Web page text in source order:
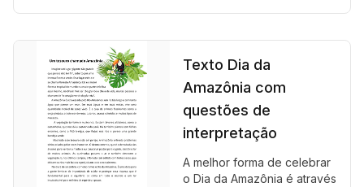
Texto Dia da
Amazônia com
questões de
interpretação
A melhor forma de celebrar
o Dia da Amazônia é através